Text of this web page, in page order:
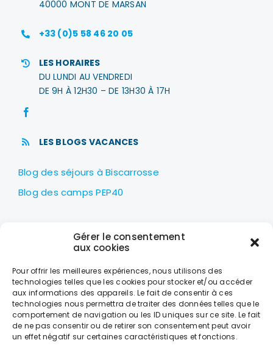
Gérer le consentement
aux cookies
Pour offrir les meilleures expériences, nous utilisons des
technologies telles que les cookies pour stocker et/ou accéder
aux informations des appareils. Le fait de consentir à ces
technologies nous permettra de traiter des données telles que le
comportement de navigation ou les ID uniques sur ce site. Le fait
de ne pas consentir ou de retirer son consentement peut avoir
un effet négatif sur certaines caractéristiques et fonctions.
40000 MONT DE MARSAN
+33 (0)5 58 46 20 05
LES HORAIRES
DU LUNDI AU VENDREDI
DE 9H À 12H30 – DE 13H30 À 17H
LES BLOGS VACANCES
Blog des séjours à Biscarrosse
Blog des camps PEP40
LES PEP40
Centre nautique Jean Udaquiola
40600 BISCARROSSE
+33 (0)5 58 78 10 47
LES HORAIRES